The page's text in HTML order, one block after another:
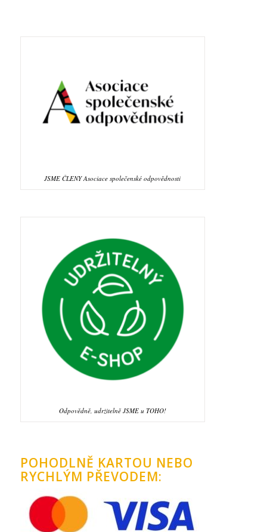
JSME ČLENY Asociace společenské odpovědnosti
Odpovědně, udržitelně JSME u TOHO!
POHODLNĚ KARTOU NEBO
RYCHLÝM PŘEVODEM: